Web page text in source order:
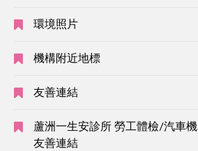
環境照片
機構附近地標
友善連結
蘆洲一生安診所 勞工體檢/汽車
友善連結